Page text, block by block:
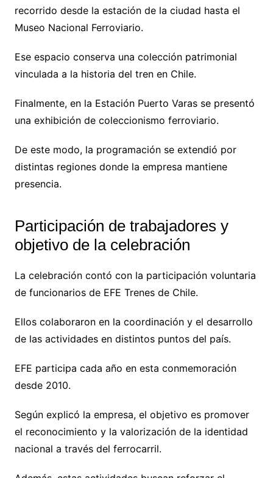
recorrido desde la estación de la ciudad hasta el
Museo Nacional Ferroviario.
Ese espacio conserva una colección patrimonial
vinculada a la historia del tren en Chile.
Finalmente, en la Estación Puerto Varas se presentó
una exhibición de coleccionismo ferroviario.
De este modo, la programación se extendió por
distintas regiones donde la empresa mantiene
presencia.
Participación de trabajadores y
objetivo de la celebración
La celebración contó con la participación voluntaria
de funcionarios de EFE Trenes de Chile.
Ellos colaboraron en la coordinación y el desarrollo
de las actividades en distintos puntos del país.
EFE participa cada año en esta conmemoración
desde 2010.
Según explicó la empresa, el objetivo es promover
el reconocimiento y la valorización de la identidad
nacional a través del ferrocarril.